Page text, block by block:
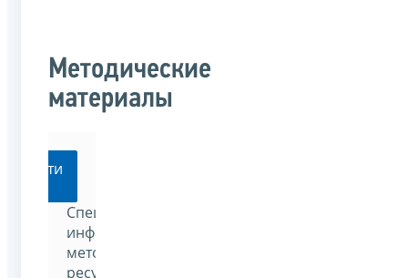
Методические
материалы
Перейти
Специализированный
информационно-
методический
ресурс